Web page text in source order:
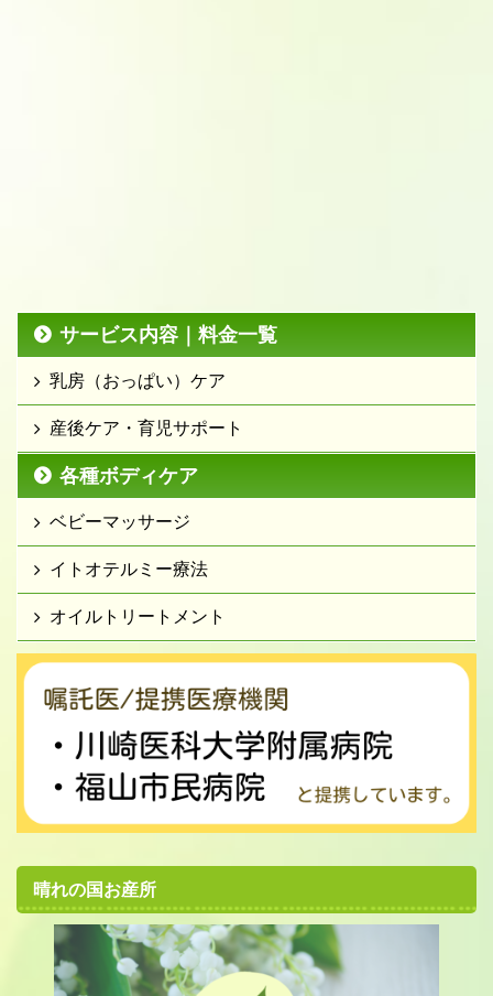
サービス内容｜料金一覧
乳房（おっぱい）ケア
産後ケア・育児サポート
各種ボディケア
ベビーマッサージ
イトオテルミー療法
オイルトリートメント
晴れの国お産所